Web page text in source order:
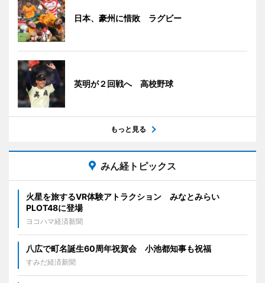
日本、豪州に惜敗 ラグビー
英明が２回戦へ 高校野球
もっと見る
みん経トピックス
火星を旅するVR体験アトラクション みなとみらい
PLOT48に登場
ヨコハマ経済新聞
八広で町名誕生60周年祝賀会 小池都知事も祝福
すみだ経済新聞